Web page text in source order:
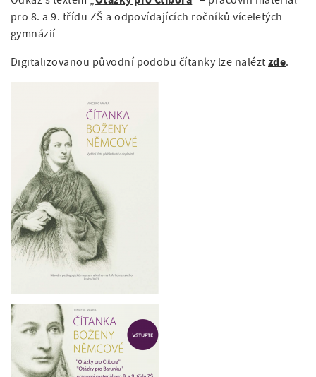
pro 8. a 9. třídu ZŠ a odpovídajících ročníků víceletých
gymnázií
Digitalizovanou původní podobu čítanky lze nalézt zde.